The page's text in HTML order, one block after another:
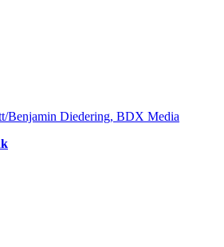
Benjamin Diedering, BDX Media